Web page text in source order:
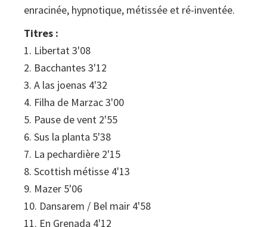
enracinée, hypnotique, métissée et ré-inventée.
Titres :
1. Libertat 3'08
2. Bacchantes 3'12
3. A las joenas 4'32
4. Filha de Marzac 3'00
5. Pause de vent 2'55
6. Sus la planta 5'38
7. La pechardière 2'15
8. Scottish métisse 4'13
9. Mazer 5'06
10. Dansarem / Bel mair 4'58
11. En Grenada 4'12